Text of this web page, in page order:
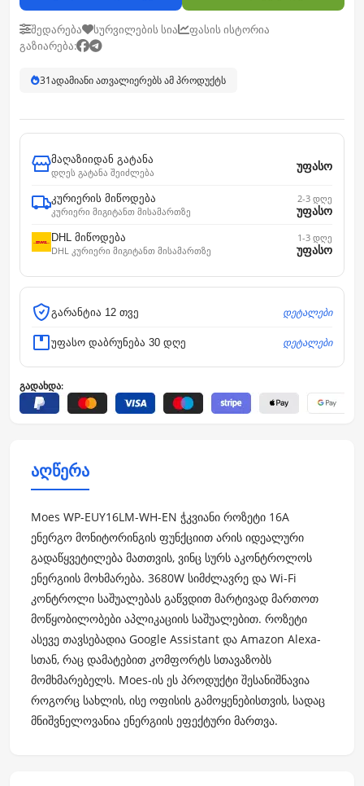
შედარება სურვილების სია
ფასის ისტორია
გაზიარება:
31ადამიანი ათვალიერებს ამ პროდუქტს
მაღაზიიდან გატანა
დღეს გატანა შეიძლება
უფასო
კურიერის მიწოდება
კურიერი მიგიტანთ მისამართზე
2-3 დღე
უფასო
DHL მიწოდება
DHL კურიერი მიგიტანთ მისამართზე
1-3 დღე
უფასო
გარანტია 12 თვე დეტალები
უფასო დაბრუნება 30 დღე დეტალები
გადახდა:
აღწერა
Moes WP-EUY16LM-WH-EN ჭკვიანი როზეტი 16A
ენერგო მონიტორინგის ფუნქციით არის იდეალური
გადაწყვეტილება მათთვის, ვინც სურს აკონტროლოს
ენერგიის მოხმარება. 3680W სიმძლავრე და Wi-Fi
კონტროლი საშუალებას გაწვდით მარტივად მართოთ
მოწყობილობები აპლიკაციის საშუალებით. როზეტი
ასევე თავსებადია Google Assistant და Amazon Alexa-
სთან, რაც დამატებით კომფორტს სთავაზობს
მომხმარებელს. Moes-ის ეს პროდუქტი შესანიშნავია
როგორც სახლის, ისე ოფისის გამოყენებისთვის, სადაც
მნიშვნელოვანია ენერგიის ეფექტური მართვა.